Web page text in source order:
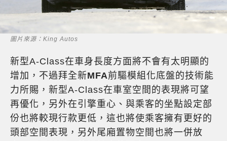
圖片來源：King Autos
新型A-Class在車身長度方面將不會有太明顯的
增加，不過拜全新MFA前驅模組化底盤的技術能
力所賜，新型A-Class在車室空間的表現將可望
再優化，另外在引擎重心、與乘客的坐點設定部
份也將較現行款更低，這也將使乘客擁有更好的
頭部空間表現，另外尾廂置物空間也將一併放